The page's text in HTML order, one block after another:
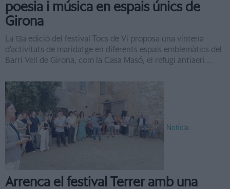
poesia i música en espais únics de
Girona
La 13a edició del festival Tocs de Vi proposa una vintena
d’activitats de maridatge en diferents espais emblemàtics del
Barri Vell de Girona, com la Casa Masó, el refugi antiaeri ...
Notícia
Arrenca el festival Terrer amb una